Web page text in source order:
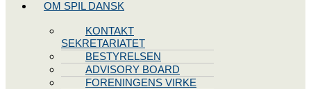
OM SPIL DANSK
KONTAKT
SEKRETARIATET
BESTYRELSEN
ADVISORY BOARD
FORENINGENS VIRKE